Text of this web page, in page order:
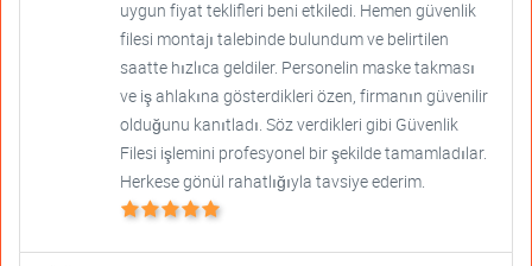
uygun fiyat teklifleri beni etkiledi. Hemen güvenlik
filesi montajı talebinde bulundum ve belirtilen
saatte hızlıca geldiler. Personelin maske takması
ve iş ahlakına gösterdikleri özen, firmanın güvenilir
olduğunu kanıtladı. Söz verdikleri gibi Güvenlik
Filesi işlemini profesyonel bir şekilde tamamladılar.
Herkese gönül rahatlığıyla tavsiye ederim.